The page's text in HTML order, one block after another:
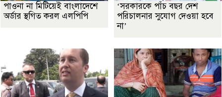
পাওনা না মিটিয়েই বাংলাদেশে
অর্ডার স্থগিত করল এলপিপি
‘সরকারকে পাঁচ বছর দেশ
পরিচালনার সুযোগ দেওয়া হবে
না’